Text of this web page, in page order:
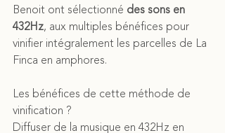
Benoit ont sélectionné des sons en
432Hz, aux multiples bénéfices pour
vinifier intégralement les parcelles de La
Finca en amphores.
Les bénéfices de cette méthode de
vinification ?
Diffuser de la musique en 432Hz en